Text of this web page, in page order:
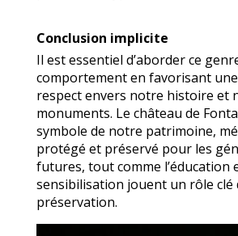
Conclusion implicite
Il est essentiel d’aborder ce
comportement en favorisant
respect envers notre histoire et
monuments. Le château de
symbole de notre patrimoine,
protégé et préservé pour les
futures, tout comme l’éducation
sensibilisation jouent un rôle clé
préservation.